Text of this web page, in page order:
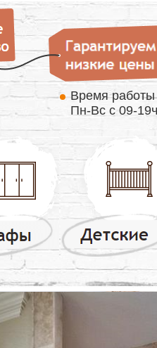
Время
Пн-Вс с 09-19ч